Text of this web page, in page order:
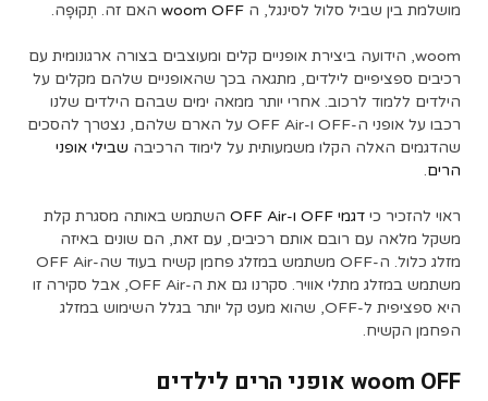
מושלמת בין שביל סלול לסינגל, ה woom OFF האם זה. תְקוּפָה.
woom, הידועה ביצירת אופניים קלים ומעוצבים בצורה ארגונומית עם
רכיבים ספציפיים לילדים, מתגאה בכך שהאופניים שלהם מקלים על
הילדים ללמוד לרכוב. אחרי יותר ממאה ימים שבהם הילדים שלנו
רכבו על אופני ה-OFF ו-OFF Air על הארם שלהם, נצטרך להסכים
שהדגמים האלה הקלו משמעותית על לימוד הרכיבה שבילי אופני
הרים.
ראוי להזכיר כי דגמי OFF ו-OFF Air
השתמש באותה מסגרת קלת
משקל מלאה עם רובם אותם רכיבים, עם זאת, הם שונים באיזה
מזלג כלול. ה-OFF משתמש במזלג פחמן קשיח בעוד שה-OFF Air
משתמש במזלג מתלי אוויר. סקרנו גם את ה-OFF Air, אבל סקירה זו
היא ספציפית ל-OFF, שהוא מעט קל יותר בגלל השימוש במזלג
הפחמן הקשיח.
woom OFF אופני הרים לילדים